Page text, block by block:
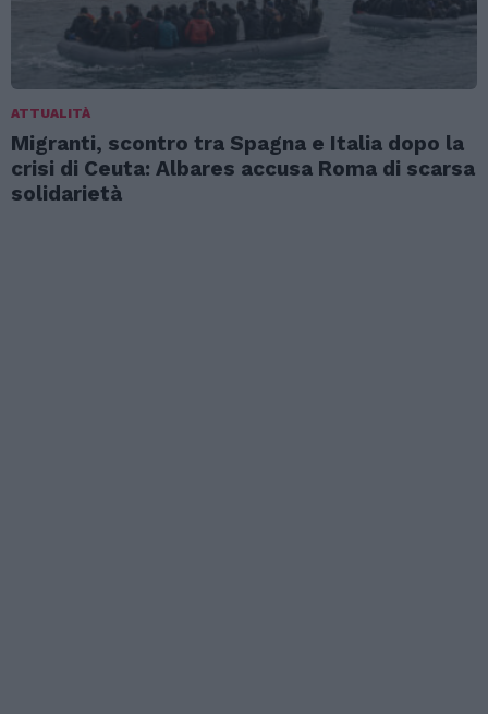
ATTUALITÀ
Migranti, scontro tra Spagna e Italia dopo la
crisi di Ceuta: Albares accusa Roma di scarsa
solidarietà